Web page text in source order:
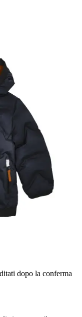
dopo la conferma